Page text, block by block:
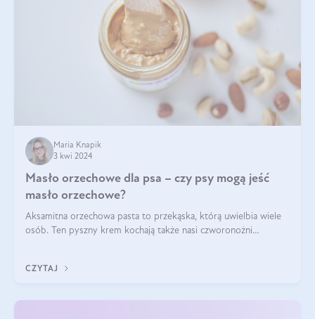
Maria Knapik
3 kwi 2024
Masło orzechowe dla psa – czy psy mogą jeść
masło orzechowe?
Aksamitna orzechowa pasta to przekąska, którą uwielbia wiele
osób. Ten pyszny krem kochają także nasi czworonożni
CZYTAJ